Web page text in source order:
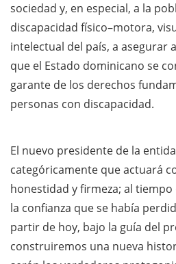
sociedad y, en especial, a la
discapacidad físico–motora,
intelectual del país, a asegurar
que el Estado dominicano se
garante de los derechos
personas con discapacidad.
El nuevo presidente de la
categóricamente que actuará
honestidad y firmeza; al
la confianza que se había
partir de hoy, bajo la guía del
construiremos una nueva